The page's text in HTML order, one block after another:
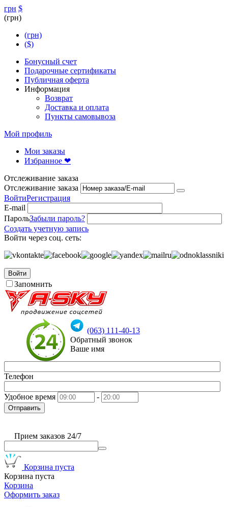
грн $
(грн)
(грн)
($)
Бонусный счет
Подарочные сертификаты
Публичная оферта
Информация
Возврат
Доставка и оплата
Пункты самовывоза
Мой профиль
Мои заказы
Избранное ❤
Отслеживание заказа
Отслеживание заказа
ВойтиРегистрация
E-mail
ПарольЗабыли пароль?
Создать учетную запись
Войти через соц. сеть:
Войти
Запомнить
(063) 111-40-13
Обратный звонок
Ваше имя
Телефон
Удобное время -
Отправить
Прием заказов 24/7
Корзина пуста
Корзина пуста
Корзина
Оформить заказ